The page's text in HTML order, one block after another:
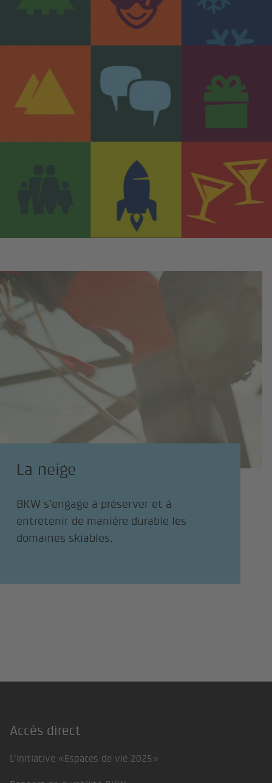
La neige
BKW s’engage à préserver et à
entretenir de manière durable les
domaines skiables.
Footer
Accès direct
L'initiative «Espaces de vie 2025»